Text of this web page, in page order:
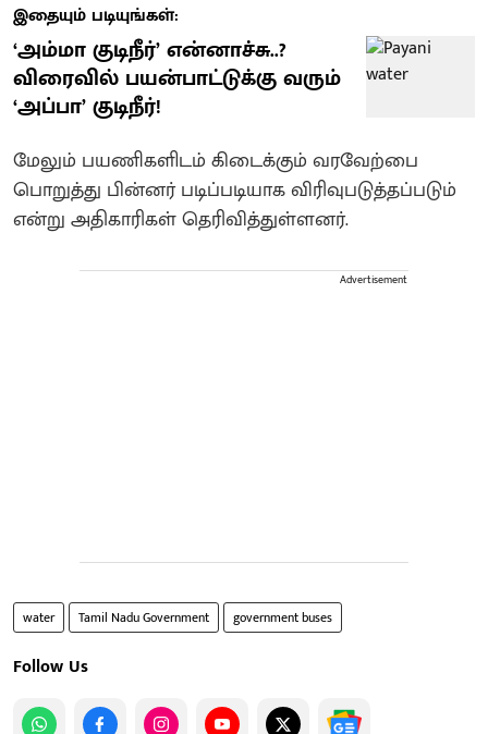
இதையும் படியுங்கள்:
‘அம்மா குடிநீர்’ என்னாச்சு..?
விரைவில் பயன்பாட்டுக்கு வரும்
‘அப்பா’ குடிநீர்!
மேலும் பயணிகளிடம் கிடைக்கும் வரவேற்பை
பொறுத்து பின்னர் படிப்படியாக விரிவுபடுத்தப்படும்
என்று அதிகாரிகள் தெரிவித்துள்ளனர்.
Advertisement
water Tamil Nadu Government government buses
Follow Us